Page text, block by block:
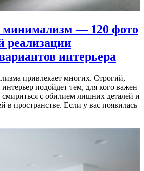
минимализм — 120 фото
реализации
интерьера
привлекает многих. Строгий,
подойдет тем, для кого важен
с обилием лишних деталей и
в пространстве. Если у вас появилась